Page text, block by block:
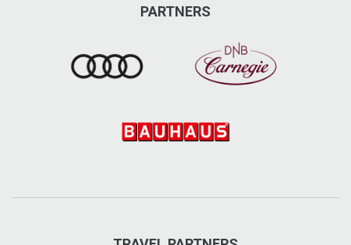
PARTNERS